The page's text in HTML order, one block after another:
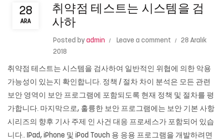
28
ARA
취약점 테스트는 시스템을 검
사하
Posted by admin Leave a comment
28 Aralık
2018
취약점 테스트는 시스템을 검사하여 일반적인 위협에 의한 악용
가능성이 있는지 확인합니다. 정책 / 절차 차이 분석은 모든 관련
보안 영역이 보안 프로그램에 포함되도록 현재 정책 및 절차를 평
가합니다. 마지막으로, 훌륭한 보안 프로그램에는 보안 기본 사항
시리즈의 향후 기사 주제 인 사건 대응 프로세스가 포함되어 있습
니다.. IPad, iPhone 및 iPod Touch 용 응용 프로그램을 개발하려면